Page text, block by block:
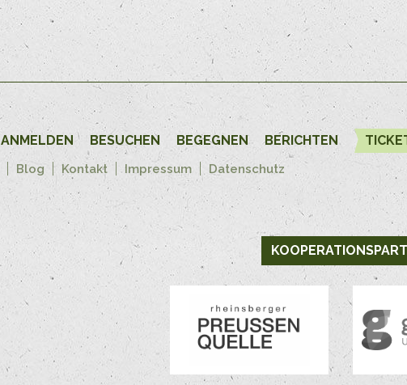
ANMELDEN BESUCHEN BEGEGNEN BERICHTEN
Blog Kontakt Impressum Datenschutz